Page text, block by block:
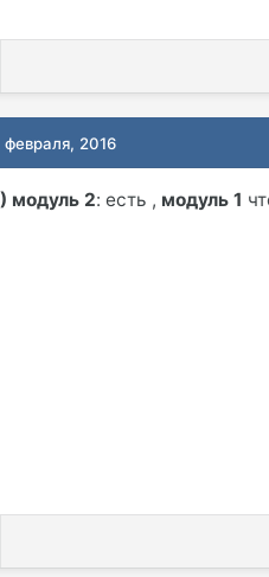
февраля, 2016
2: есть , модуль 1